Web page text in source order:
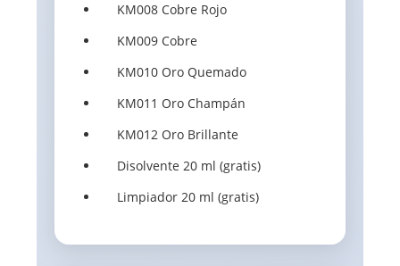
KM008 Cobre Rojo
KM009 Cobre
KM010 Oro Quemado
KM011 Oro Champán
KM012 Oro Brillante
Disolvente 20 ml (gratis)
Limpiador 20 ml (gratis)